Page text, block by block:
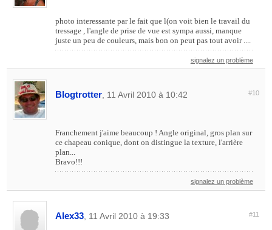
photo interessante par le fait que l(on voit bien le travail du
tressage , l'angle de prise de vue est sympa aussi, manque
juste un peu de couleurs, mais bon on peut pas tout avoir ....
signalez un problème
Blogtrotter, 11 Avril 2010 à 10:42 #10
Franchement j'aime beaucoup ! Angle original, gros plan sur
ce chapeau conique, dont on distingue la texture, l'arrière
plan...
Bravo!!!
signalez un problème
Alex33, 11 Avril 2010 à 19:33 #11